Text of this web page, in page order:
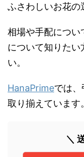
ふさわしいお花の
相場や手配につい
について知りたい
い。
HanaPrimeでは
取り揃えています。
＼